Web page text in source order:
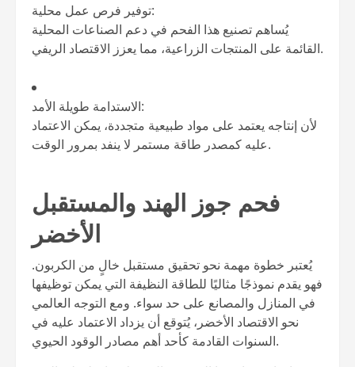
توفير فرص عمل محلية:
يُساهم تصنيع هذا الفحم في دعم الصناعات المحلية
القائمة على المنتجات الزراعية، مما يعزز الاقتصاد الريفي.
الاستدامة طويلة الأمد:
لأن إنتاجه يعتمد على مواد طبيعية متجددة، يمكن الاعتماد
عليه كمصدر طاقة مستمر لا ينفد بمرور الوقت.
فحم جوز الهند والمستقبل
الأخضر
يُعتبر خطوة مهمة نحو تحقيق مستقبل خالٍ من الكربون.
فهو يقدم نموذجًا مثاليًا للطاقة النظيفة التي يمكن توظيفها
في المنازل والمصانع على حد سواء. ومع التوجه العالمي
نحو الاقتصاد الأخضر، يُتوقع أن يزداد الاعتماد عليه في
السنوات القادمة كأحد أهم مصادر الوقود الحيوي.